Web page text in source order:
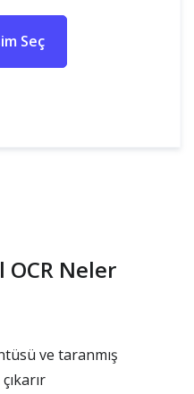
Seç
OCR Neler
ve taranmış